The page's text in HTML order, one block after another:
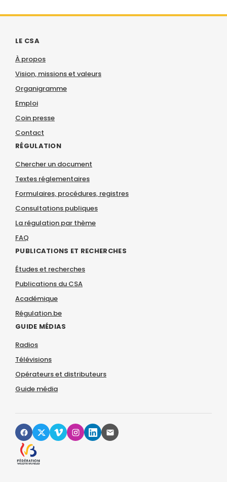
LE CSA
À propos
Vision, missions et valeurs
Organigramme
Emploi
Coin presse
Contact
RÉGULATION
Chercher un document
Textes réglementaires
Formulaires, procédures, registres
Consultations publiques
La régulation par thème
FAQ
PUBLICATIONS ET RECHERCHES
Études et recherches
Publications du CSA
Académique
Régulation.be
GUIDE MÉDIAS
Radios
Télévisions
Opérateurs et distributeurs
Guide média